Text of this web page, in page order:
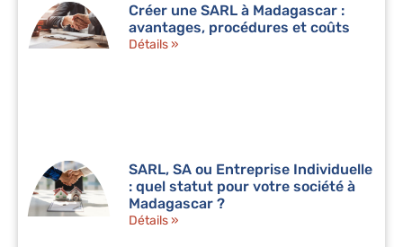
Créer une SARL à Madagascar :
avantages, procédures et coûts
Détails »
SARL, SA ou Entreprise Individuelle
: quel statut pour votre société à
Madagascar ?
Détails »